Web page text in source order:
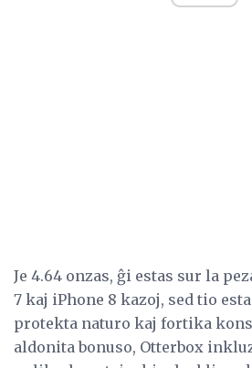
Je 4.64 onzas, ĝi estas sur la
7 kaj iPhone 8 kazoj, sed tio
protekta naturo kaj fortika
aldonita bonuso, Otterbox